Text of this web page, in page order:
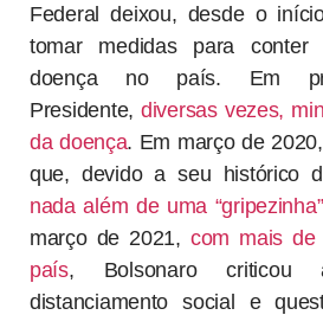
Federal deixou, desde o
tomar medidas para conter
doença no país. Em
Presidente,diversas vezes,
da doença. Em março de
que, devido a seu histórico
nada além de uma “gripezinha”
março de 2021, com mais
país, Bolsonaro criticou
distanciamento social e